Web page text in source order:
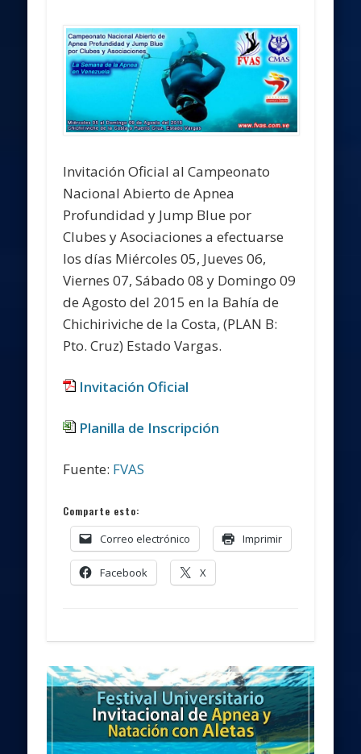
Invitación Oficial al Campeonato
Nacional Abierto de Apnea
Profundidad y Jump Blue por
Clubes y Asociaciones a efectuarse
los días Miércoles 05, Jueves 06,
Viernes 07, Sábado 08 y Domingo 09
de Agosto del 2015 en la Bahía de
Chichiriviche de la Costa, (PLAN B:
Pto. Cruz) Estado Vargas.
Invitación Oficial
Planilla de Inscripción
Fuente: FVAS
Comparte esto:
Correo electrónico Imprimir
Facebook X